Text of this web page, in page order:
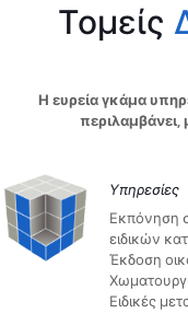
Τομείς
Η ευρεία γκάμα
περιλαμβάνει,
Υπηρεσίες
Εκπόνηση
ειδικών
Έκδοση
Ειδικές